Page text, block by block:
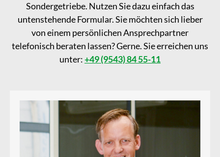
Sondergetriebe. Nutzen Sie dazu einfach das
untenstehende Formular. Sie möchten sich lieber
von einem persönlichen Ansprechpartner
telefonisch beraten lassen? Gerne. Sie erreichen uns
unter:+49 (9543) 84 55-11